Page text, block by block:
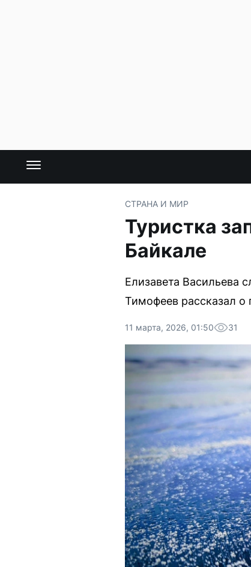
СТРАНА И МИР
Туристка
Байкале
Елизавета Васильева
Тимофеев рассказал о
11 марта, 2026, 01:50 31